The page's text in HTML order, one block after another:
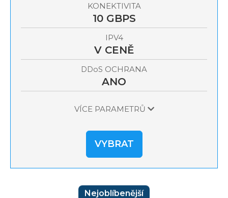
KONEKTIVITA
10 GBPS
IPV4
V CENĚ
DDoS OCHRANA
ANO
VÍCE PARAMETRŮ
VYBRAT
Nejoblíbenější